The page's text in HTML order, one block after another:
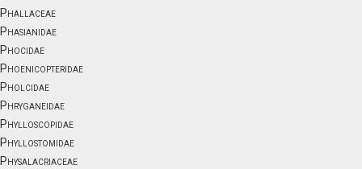
Phallaceae
Phasianidae
Phocidae
Phoenicopteridae
Pholcidae
Phryganeidae
Phylloscopidae
Phyllostomidae
Physalacriaceae